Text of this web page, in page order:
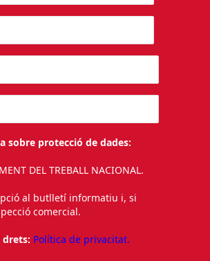
sobre protecció de dades:
DEL TREBALL NACIONAL.
al butlletí informatiu i, si
comercial.
drets: Política de privacitat.